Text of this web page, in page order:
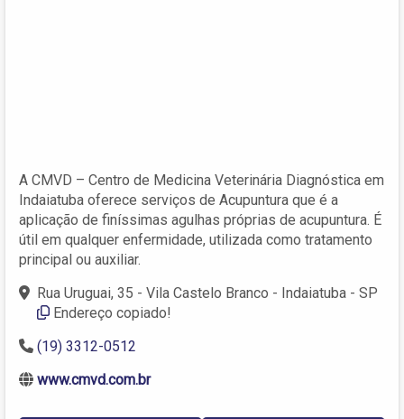
A CMVD – Centro de Medicina Veterinária Diagnóstica em
Indaiatuba oferece serviços de Acupuntura que é a
aplicação de finíssimas agulhas próprias de acupuntura. É
útil em qualquer enfermidade, utilizada como tratamento
principal ou auxiliar.
Rua Uruguai, 35 - Vila Castelo Branco - Indaiatuba - SP
Endereço copiado!
(19) 3312-0512
www.cmvd.com.br